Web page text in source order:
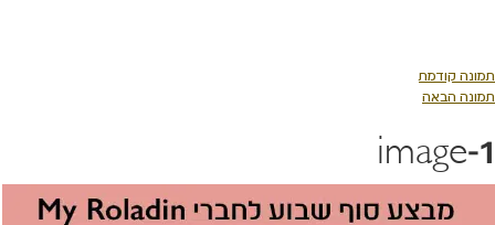
תמונה קודמת
תמונה הבאה
image-1